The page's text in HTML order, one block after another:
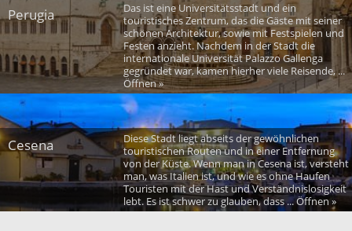
Perugia
Das ist eine Universitätsstadt und ein
touristisches Zentrum, das die Gäste mit seiner
schönen Architektur, sowie mit Festspielen und
Festen anzieht. Nachdem in der Stadt die
internationale Universität Palazzo Gallenga
gegründet war, kamen hierher viele Reisende, ...
Öffnen »
Cesena
Diese Stadt liegt abseits der gewöhnlichen
touristischen Routen und in einer Entfernung
von der Küste. Wenn man in Cesena ist, versteht
man, was Italien ist, und wie es ohne Haufen
Touristen mit der Hast und Verständnislosigkeit
lebt. Es ist schwer zu glauben, dass ... Öffnen »